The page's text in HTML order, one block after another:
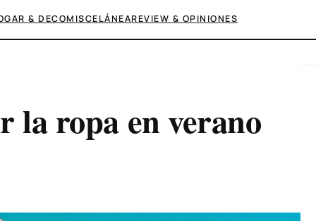
& DECOMISCELÁNEAREVIEW & OPINIONES
la ropa en verano